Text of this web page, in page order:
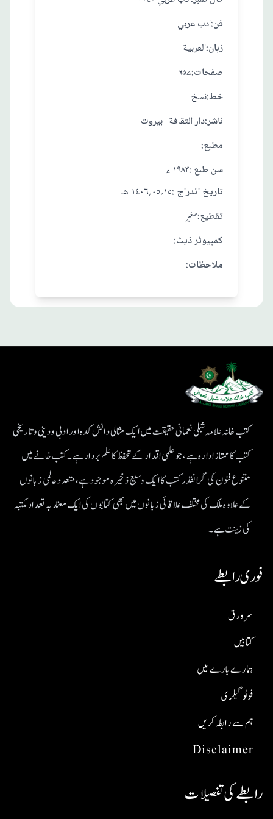
ادب عربي :فن
العربية :زبان
۶۵۷ :صفحات
نسخ:خط
دار الثقافة -بيروت:ناشر
:مطبع
١٩٨٣ ء : سن طبع
١٥؍٠٥؍١٤٠٦ هـ : تاريخ اندراج
صغير :تقطيع
:کمپیوٹر ڈیٹ
:ملاحظات
کتب خانہ علامہ شبلی نعمانی حقیقت میں ایک مثالی دانش کدہ اور ادبی ودینی و تاریخی
کتب کا ممتاز ادارہ ہے، جو علمی اقدار کے تحفظ کا علم بردار ہے۔کتب خانے میں
متنوع فنون کی گرانقدر کتب کا ایک وسیع ذخیرہ موجود ہے، متعدد عالمی زبانوں
کے علاوہ ملک کی مختلف علاقائی زبانوں میں بھی کتابوں کی ایک معتد بہ تعداد مکتبہ
کی زینت ہے۔
فوری رابطے
Disclaimer
ہم سے رابطہ کریں
فوٹو گیلری
ہمارے بارے میں
کتابیں
سر ورق
رابطے کی تفصیلات